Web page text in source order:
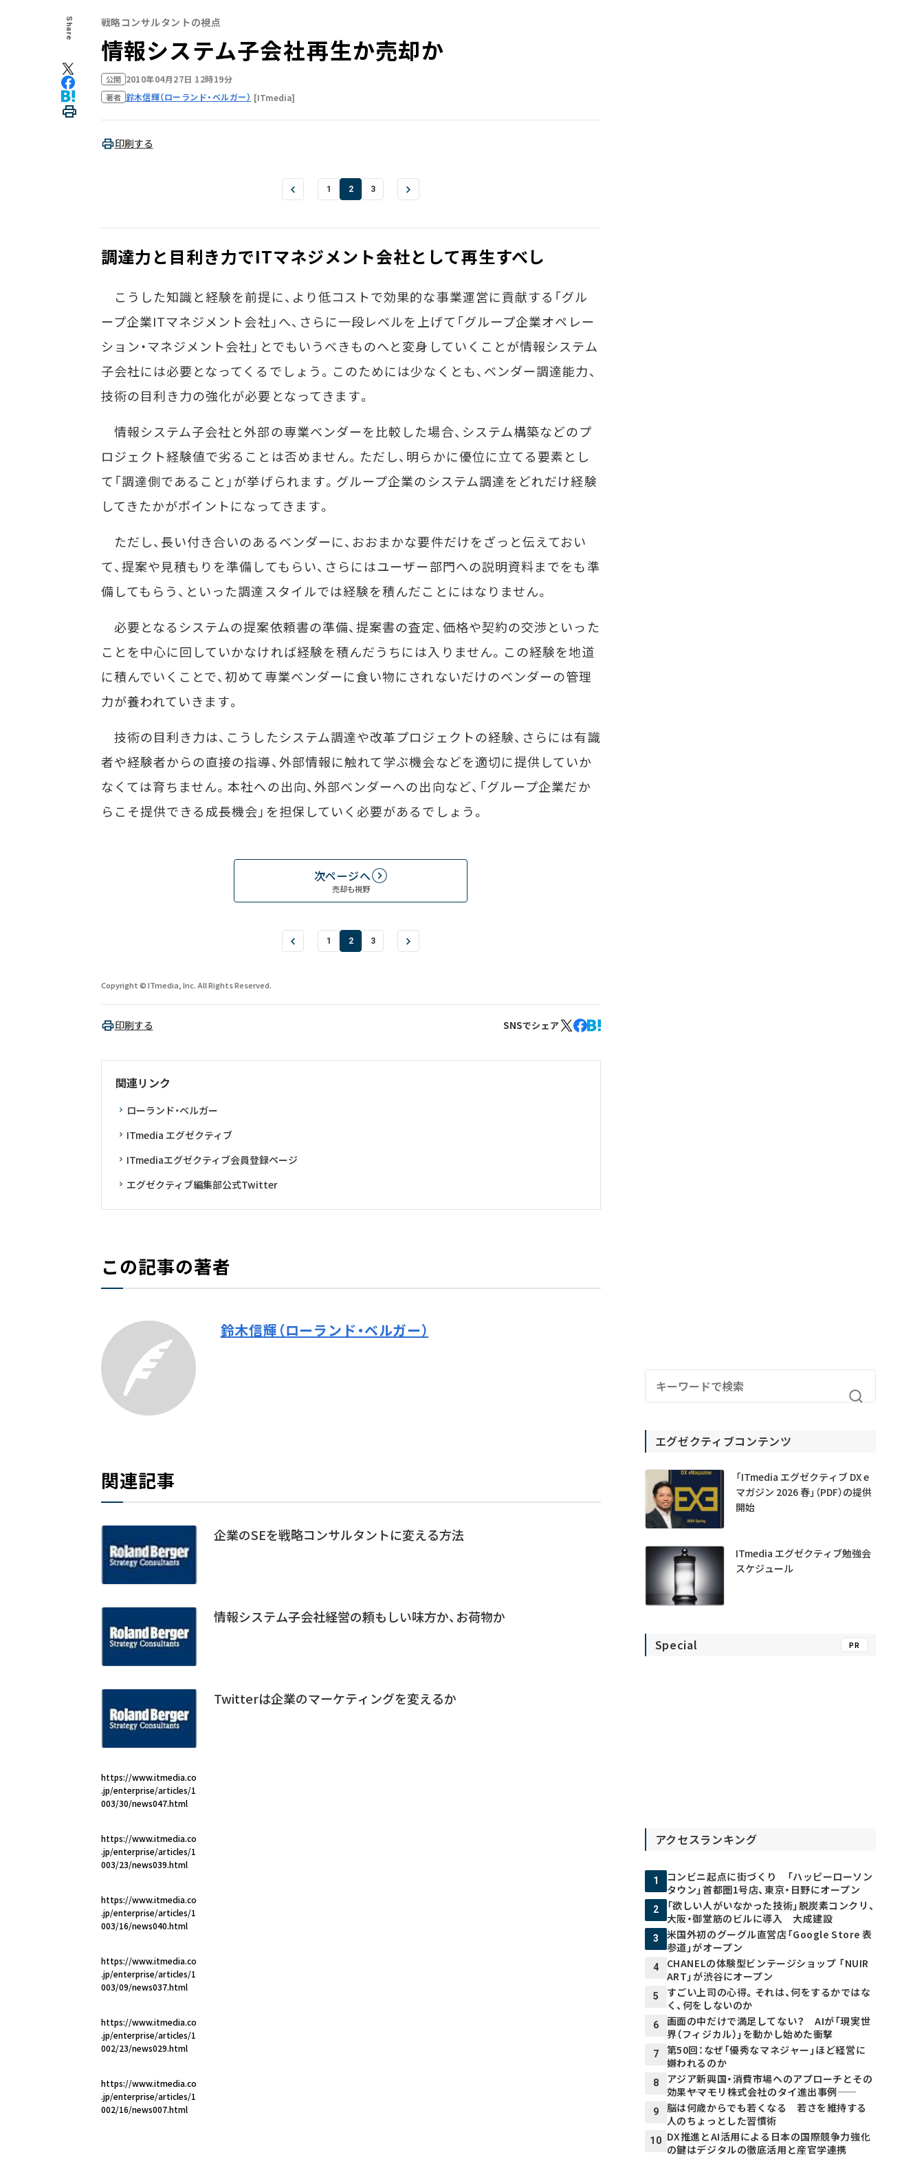
Share 戦略コンサルタントの視点
情報システム子会社――再生か売却か
公開 2010年04月27日 12時19分
著者 鈴木信輝（ローランド・ベルガー） [ITmedia]
印刷する
1 2 3
調達力と目利き力でITマネジメント会社として再生すべし
こうした知識と経験を前提に、より低コストで効果的な事業運営に貢献する「グル
ープ企業ITマネジメント会社」へ、さらに一段レベルを上げて「グループ企業オペレー
ション・マネジメント会社」とでもいうべきものへと変身していくことが情報システム
子会社には必要となってくるでしょう。このためには少なくとも、ベンダー調達能力、
技術の目利き力の強化が必要となってきます。
情報システム子会社と外部の専業ベンダーを比較した場合、システム構築などのプ
ロジェクト経験値で劣ることは否めません。ただし、明らかに優位に立てる要素とし
て「調達側であること」が挙げられます。グループ企業のシステム調達をどれだけ経験
してきたかがポイントになってきます。
ただし、長い付き合いのあるベンダーに、おおまかな要件だけをざっと伝えておい
て、提案や見積もりを準備してもらい、さらにはユーザー部門への説明資料までをも準
備してもらう、といった調達スタイルでは経験を積んだことにはなりません。
必要となるシステムの提案依頼書の準備、提案書の査定、価格や契約の交渉といった
ことを中心に回していかなければ経験を積んだうちには入りません。この経験を地道
に積んでいくことで、初めて専業ベンダーに食い物にされないだけのベンダーの管理
力が養われていきます。
技術の目利き力は、こうしたシステム調達や改革プロジェクトの経験、さらには有識
者や経験者からの直接の指導、外部情報に触れて学ぶ機会などを適切に提供していか
なくては育ちません。本社への出向、外部ベンダーへの出向など、「グループ企業だか
らこそ提供できる成長機会」を担保していく必要があるでしょう。
次ページへ
売却も視野
1 2 3
Copyright © ITmedia, Inc. All Rights Reserved.
印刷する SNSでシェア
関連リンク
ローランド・ベルガー
ITmedia エグゼクティブ
ITmediaエグゼクティブ会員登録ページ
エグゼクティブ編集部公式Twitter
この記事の著者
鈴木信輝（ローランド・ベルガー）
関連記事
企業のSEを戦略コンサルタントに変える方法
情報システム子会社――経営の頼もしい味方か、お荷物か
Twitterは企業のマーケティングを変えるか
https://www.itmedia.co
.jp/enterprise/articles/1
003/30/news047.html
https://www.itmedia.co
.jp/enterprise/articles/1
003/23/news039.html
https://www.itmedia.co
.jp/enterprise/articles/1
003/16/news040.html
https://www.itmedia.co
.jp/enterprise/articles/1
003/09/news037.html
https://www.itmedia.co
.jp/enterprise/articles/1
002/23/news029.html
https://www.itmedia.co
.jp/enterprise/articles/1
002/16/news007.html
エグゼクティブコンテンツ
「ITmedia エグゼクティブ DX e
マガジン 2026 春」（PDF）の提供
開始
ITmedia エグゼクティブ勉強会
スケジュール
Special PR
アクセスランキング
1
コンビニ起点に街づくり 「ハッピーローソン
タウン」首都圏1号店、東京・日野にオープン
2
「欲しい人がいなかった技術」脱炭素コンクリ、
大阪・御堂筋のビルに導入 大成建設
3
米国外初のグーグル直営店「Google Store 表
参道」がオープン
4
CHANELの体験型ビンテージショップ 「NUIR
ART」が渋谷にオープン
5
すごい上司の心得。それは、何をするかではな
く、何をしないのか
6
画面の中だけで満足してない？ AIが「現実世
界（フィジカル）」を動かし始めた衝撃
7
第50回：なぜ「優秀なマネジャー」ほど経営に
嫌われるのか
8
アジア新興国・消費市場へのアプローチとその
効果――ヤマモリ株式会社のタイ進出事例――
9
脳は何歳からでも若くなる 若さを維持する
人のちょっとした習慣術
10 DX推進とAI活用による日本の国際競争力強化
の鍵はデジタルの徹底活用と産官学連携